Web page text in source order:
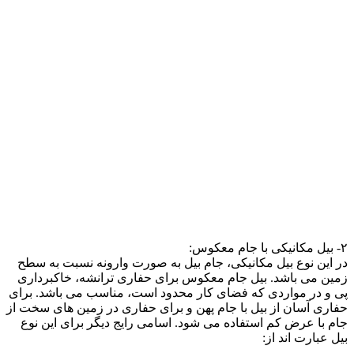
۲- بیل مکانیکی با جام معکوس:
در این نوع بیل مکانیکی، جام بیل به صورت وارونه نسبت به سطح
زمین می باشد. بیل جام معکوس برای حفاری ترانشه، خاکبرداری
پی و در مواردی که فضای کار محدود است، مناسب می باشد. برای
حفاری آسان از بیل با جام پهن و برای حفاری در زمین های سخت از
جام با عرض کم استفاده می شود. اسامی رایج دیگر برای این نوع
بیل عبارت اند از: